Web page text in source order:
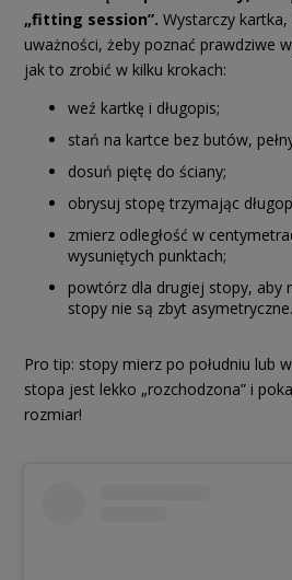
„fitting session”. Wystarczy
uważności, żeby poznać prawdziwe
jak to zrobić w kilku krokach:
weź kartkę i długopis;
stań na kartce bez butów,
dosuń piętę do ściany;
obrysuj stopę trzymając
zmierz odległość w
wysuniętych punktach;
powtórz dla drugiej stopy, aby
stopy nie są zbyt asymetryczne.
Pro tip: stopy mierz po południu lub
stopa jest lekko „rozchodzona” i
rozmiar!